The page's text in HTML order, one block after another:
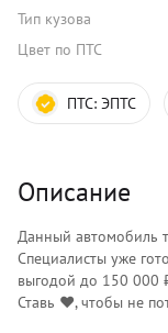
Тип кузова
Цвет по ПТС
ПТС: ЭПТС
Описание
Данный автомобиль
Специалисты уже
выгодой до 150 000
Ставь ❤️, чтобы не